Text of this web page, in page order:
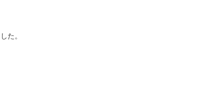
た。